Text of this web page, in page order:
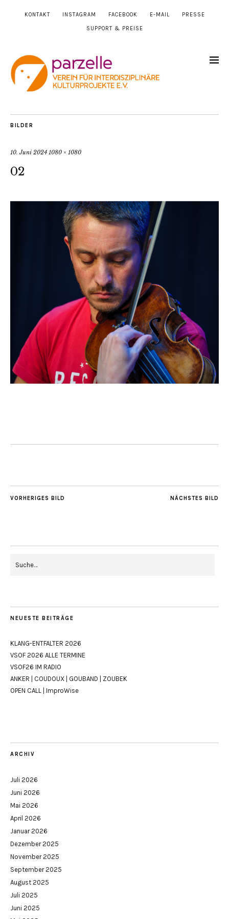
KONTAKT INSTAGRAM FACEBOOK E-MAIL PRESSE
SUPPORT & PREISE
BILDER
10. Juni 2024 1080 × 1080
02
NÄCHSTES BILD
VORHERIGES BILD
NEUESTE BEITRÄGE
KLANG-ENTFALTER 2026
VSOF 2026 ALLE TERMINE
VSOF26 IM RADIO
ANKER | COUDOUX | GOUBAND | ZOUBEK
OPEN CALL | ImproWise
ARCHIV
Juli 2026
Juni 2026
Mai 2026
April 2026
Januar 2026
Dezember 2025
November 2025
September 2025
August 2025
Juli 2025
Juni 2025